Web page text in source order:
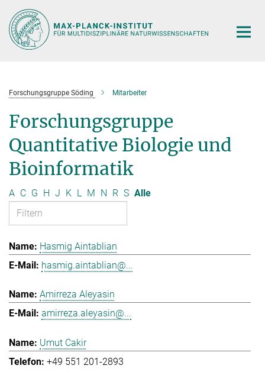
Hauptinhalt
Forschungsgruppe Söding Mitarbeiter
Forschungsgruppe
Quantitative Biologie und
Bioinformatik
A C G H J K L M N R S Alle
Hasmig Aintablian
hasmig.aintablian@...
Amirreza Aleyasin
amirreza.aleyasin@...
Umut Cakir
+49 551 201-2893